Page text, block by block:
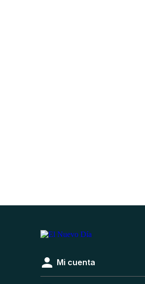
Mi cuenta